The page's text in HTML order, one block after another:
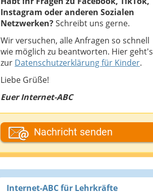
Instagram oder anderen Sozialen
Netzwerken?Schreibt uns gerne.
Wir versuchen, alle Anfragen so schnell
wie möglich zu beantworten. Hier geht's
zur Datenschutzerklärung für Kinder.
Liebe Grüße!
Euer Internet-ABC
Dein Vor- oder Spitzname
Deine E-Mail-Adresse (wenn du eine
Antwort möchtest)
Nachricht senden
Internet-ABC für Lehrkräfte